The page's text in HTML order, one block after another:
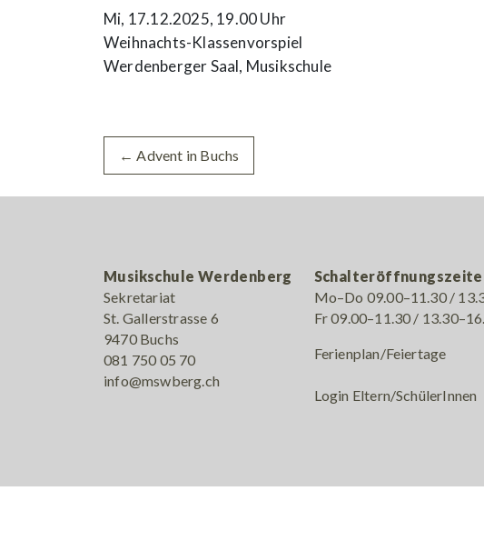
Mi, 17.12.2025, 19.00 Uhr
Weihnachts-Klassenvorspiel
Werdenberger Saal, Musikschule
← Advent in Buchs
Musikschule Werdenberg
Sekretariat
St. Gallerstrasse 6
9470 Buchs
081 750 05 70
info@mswberg.ch
Mo–Do 09.00–11.30 /
Fr 09.00–11.30 /
Ferienplan/Feiertage
Login Eltern/SchülerInnen